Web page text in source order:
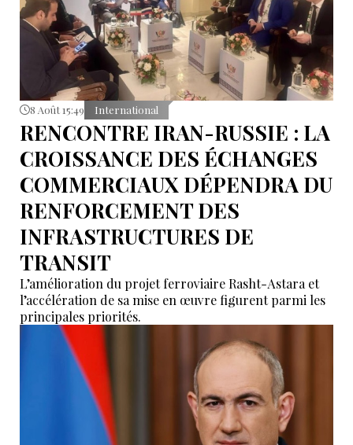
8 Août 15:49 International
RENCONTRE IRAN-RUSSIE : LA
CROISSANCE DES ÉCHANGES
COMMERCIAUX DÉPENDRA DU
RENFORCEMENT DES
INFRASTRUCTURES DE
TRANSIT
L’amélioration du projet ferroviaire Rasht-Astara et
l’accélération de sa mise en œuvre figurent parmi les
principales priorités.